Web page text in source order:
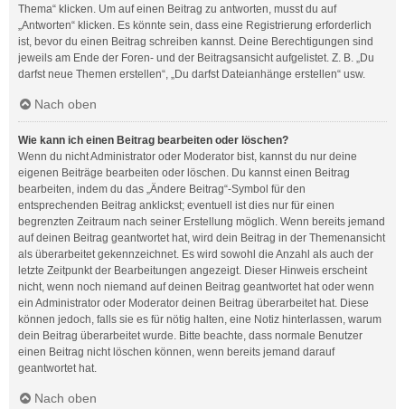
Thema“ klicken. Um auf einen Beitrag zu antworten, musst du auf
„Antworten“ klicken. Es könnte sein, dass eine Registrierung erforderlich
ist, bevor du einen Beitrag schreiben kannst. Deine Berechtigungen sind
jeweils am Ende der Foren- und der Beitragsansicht aufgelistet. Z. B. „Du
darfst neue Themen erstellen“, „Du darfst Dateianhänge erstellen“ usw.
Nach oben
Wie kann ich einen Beitrag bearbeiten oder löschen?
Wenn du nicht Administrator oder Moderator bist, kannst du nur deine
eigenen Beiträge bearbeiten oder löschen. Du kannst einen Beitrag
bearbeiten, indem du das „Ändere Beitrag“-Symbol für den
entsprechenden Beitrag anklickst; eventuell ist dies nur für einen
begrenzten Zeitraum nach seiner Erstellung möglich. Wenn bereits jemand
auf deinen Beitrag geantwortet hat, wird dein Beitrag in der Themenansicht
als überarbeitet gekennzeichnet. Es wird sowohl die Anzahl als auch der
letzte Zeitpunkt der Bearbeitungen angezeigt. Dieser Hinweis erscheint
nicht, wenn noch niemand auf deinen Beitrag geantwortet hat oder wenn
ein Administrator oder Moderator deinen Beitrag überarbeitet hat. Diese
können jedoch, falls sie es für nötig halten, eine Notiz hinterlassen, warum
dein Beitrag überarbeitet wurde. Bitte beachte, dass normale Benutzer
einen Beitrag nicht löschen können, wenn bereits jemand darauf
geantwortet hat.
Nach oben